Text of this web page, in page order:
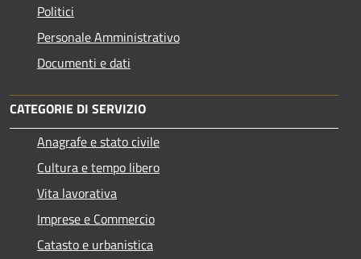
Politici
Personale Amministrativo
Documenti e dati
CATEGORIE DI SERVIZIO
Anagrafe e stato civile
Cultura e tempo libero
Vita lavorativa
Imprese e Commercio
Catasto e urbanistica